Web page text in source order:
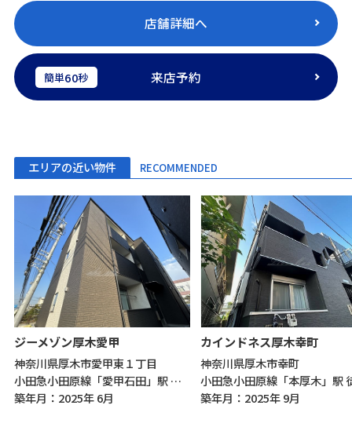
店舗詳細へ
簡単60秒 来店予約
エリアの近い物件 RECOMMENDED
ジーメゾン厚木愛甲
神奈川県厚木市愛甲東１丁目
小田急小田原線「愛甲石田」駅 徒歩7分
築年月：2025年 6月
カインドネス厚木幸町
神奈川県厚木市幸町
築年月：2025年 9月